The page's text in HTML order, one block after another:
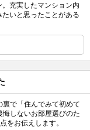
充実したマンション内
いと思ったことがある
裏で「住んでみて初めて
しないお部屋選びのた
をお伝えします。